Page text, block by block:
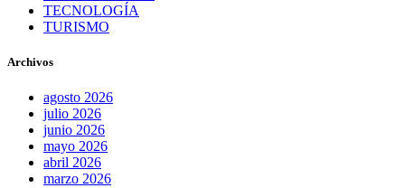
TECNOLOGÍA
TURISMO
Archivos
agosto 2026
julio 2026
junio 2026
mayo 2026
abril 2026
marzo 2026